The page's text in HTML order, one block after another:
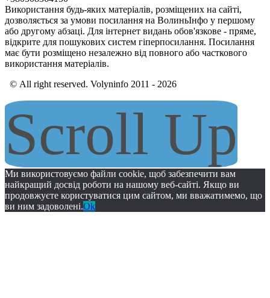
Використання будь-яких матеріалів, розміщених на сайті,
дозволяється за умови посилання на ВолиньІнфо у першому
або другому абзаці. Для інтернет видань обов'язкове - пряме,
відкрите для пошукових систем гіперпосилання. Посилання
має бути розміщено незалежно від повного або часткового
використання матеріалів.
© All right reserved. Volyninfo 2011 - 2026
Scroll Up
Ми використовуємо файли cookie, щоб забезпечити вам
найкращий досвід роботи на нашому веб-сайті. Якщо ви
продовжуєте користуватися цим сайтом, ми вважатимемо, що
ви ним задоволені.Ok